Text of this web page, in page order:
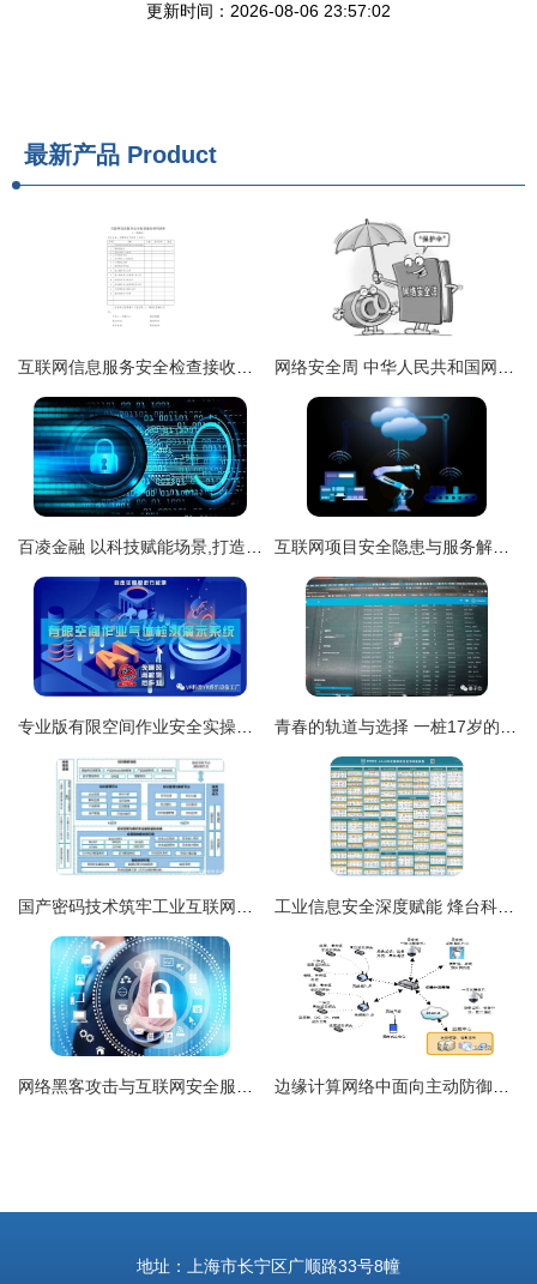
更新时间：2026-08-06 23:57:02
最新产品 Product
互联网信息服务安全检查接收材料清单 构建网络安全的坚实屏障 网络安全周 中华人民共和国网络安全法
百凌金融 以科技赋能场景,打造数据闭环 互联网项目安全隐患与服务解困之道
专业版有限空间作业安全实操培训模拟体验系统 建筑生产安全体验馆的数字化创新与互联网安全服务 青春的轨道与选择 一桩17岁的空中劫难记
国产密码技术筑牢工业互联网安全防线 工业信息安全深度赋能 烽台科技实力上榜《2024年中国网络安全市场全景图》
网络黑客攻击与互联网安全服务的应对之道 边缘计算网络中面向主动防御的体系构建与技术短板攻克 全链路效能脆弱性驱动及强韧性路径重塑
地址：上海市长宁区广顺路33号8幢